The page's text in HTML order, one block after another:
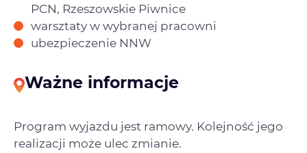
PCN, Rzeszowskie Piwnice
warsztaty w wybranej pracowni
ubezpieczenie NNW
Ważne informacje
Program wyjazdu jest ramowy. Kolejność jego
realizacji może ulec zmianie.